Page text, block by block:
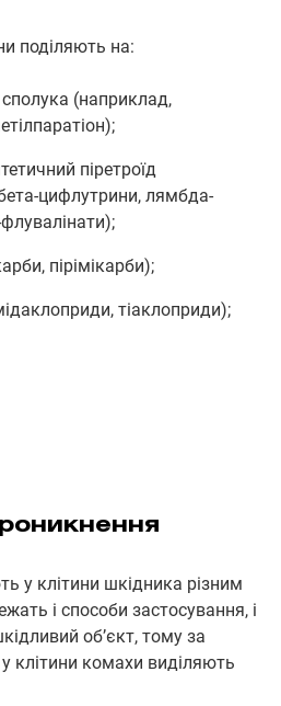
поділяють на:
(наприклад,
піретроїд
цифлутрини, лямбда-
пірімікарби);
тіаклоприди);
у клітини шкідника різним
і способи застосування, і
об’єкт, тому за
клітини комахи виділяють